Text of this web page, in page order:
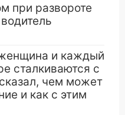
при развороте
и каждый
сталкиваются с
чем может
и как с этим